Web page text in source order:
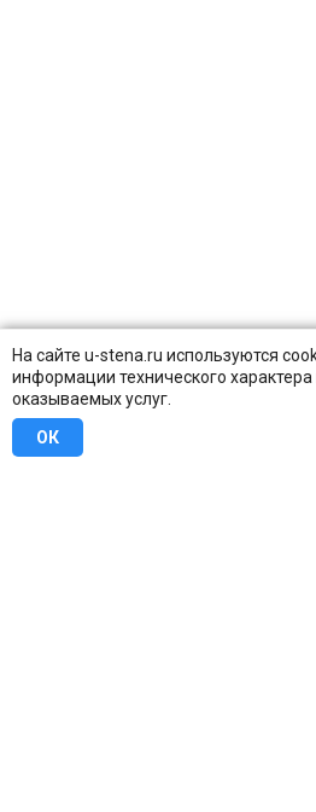
На сайте u-stena.ru используются
информации технического
оказываемых услуг.
ОК